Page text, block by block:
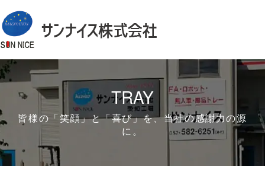
TRAY
皆様の「笑顔」と「喜び」を、当社の感謝力の源
に。